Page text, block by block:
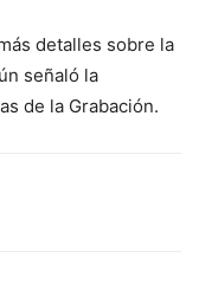
detalles sobre la
señaló la
de la Grabación.